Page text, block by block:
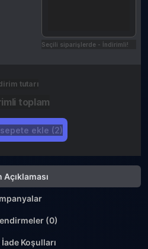
Seçili siparişlerde - İndirimli!
tutarı
toplam
ekle (2)
Açıklaması
Değerlendirmeler (0)
Koşulları